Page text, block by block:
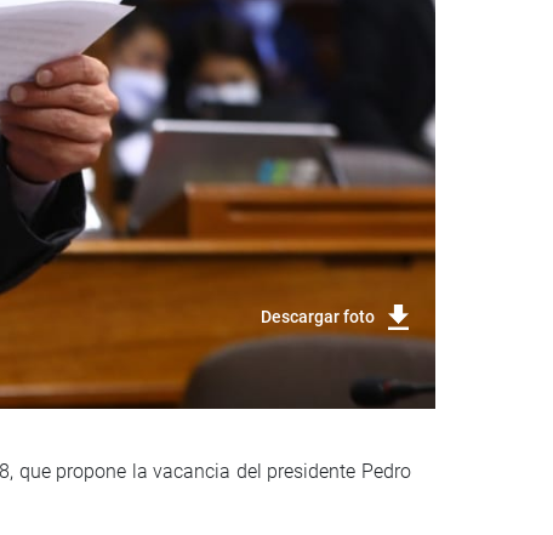
Descargar foto
que propone la vacancia del presidente Pedro